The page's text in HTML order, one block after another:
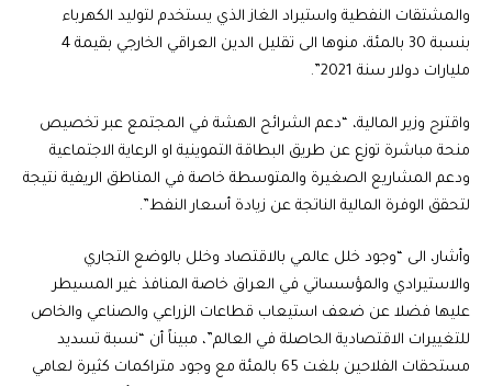
والمشتقات النفطية واستيراد الغاز الذي يستخدم لتوليد الكهرباء
بنسبة 30 بالمئة، منوها الى تقليل الدين العراقي الخارجي بقيمة 4
مليارات دولار سنة 2021”.
واقترح وزير المالية، “دعم الشرائح الهشة في المجتمع عبر تخصيص
منحة مباشرة توزع عن طريق البطاقة التموينية او الرعاية الاجتماعية
ودعم المشاريع الصغيرة والمتوسطة خاصة في المناطق الريفية نتيجة
لتحقق الوفرة المالية الناتجة عن زيادة أسعار النفط”.
وأشار، الى “وجود خلل عالمي بالاقتصاد وخلل بالوضع التجاري
والاستيرادي والمؤسساتي في العراق خاصة المنافذ غير المسيطر
عليها فضلا عن ضعف استيعاب قطاعات الزراعي والصناعي والخاص
للتغييرات الاقتصادية الحاصلة في العالم”، مبيناً أن “نسبة تسديد
مستحقات الفلاحين بلغت 65 بالمئة مع وجود متراكمات كثيرة لعامي